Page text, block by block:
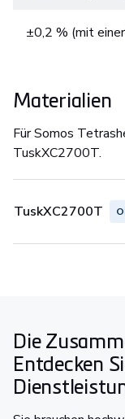
±0,2 % (mit
Materialien
Für Somos
TuskXC2700T.
TuskXC2700T
Die
Entdecken